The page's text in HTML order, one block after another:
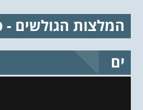
המלצות הגולשים -
ים